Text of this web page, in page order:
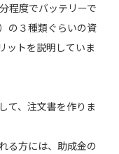
程度でバッテリーで
の３種類ぐらいの資
ットを説明していま
て、注文書を作りま
る方には、助成金の